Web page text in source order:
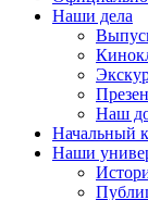
Наши дела
Наш
Начальный
Наши